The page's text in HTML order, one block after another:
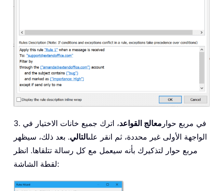
3. في مربع حوار معالج القواعد، اترك جميع خانات الاختيار في
الواجهة الأولى غير محددة، ثم انقر علىالتالي. بعد ذلك، سيظهر
مربع حوار لتذكيرك بأنه سيعمل مع كل رسالة تتلقاها. انظر
لقطة الشاشة: